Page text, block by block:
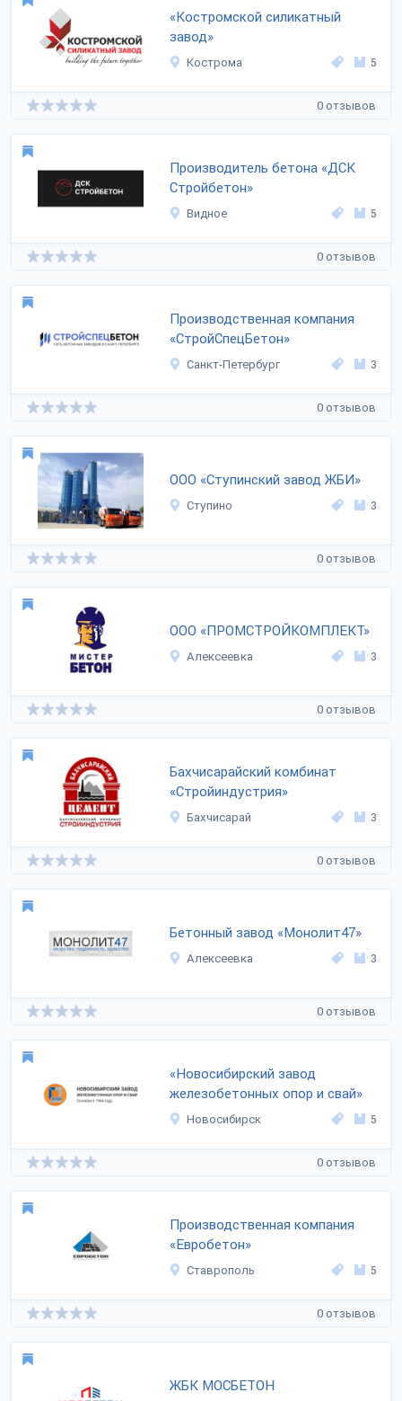
«Костромской силикатный
завод»
Кострома 5
0 отзывов
Производитель бетона «ДСК
Стройбетон»
Видное 5
0 отзывов
Производственная компания
«СтройСпецБетон»
Санкт-Петербург 3
0 отзывов
ООО «Ступинский завод ЖБИ»
Ступино 3
0 отзывов
ООО «ПРОМСТРОЙКОМПЛЕКТ»
Алексеевка 3
0 отзывов
Бахчисарайский комбинат
«Стройиндустрия»
Бахчисарай 3
0 отзывов
Бетонный завод «Монолит47»
Алексеевка 3
0 отзывов
«Новосибирский завод
железобетонных опор и свай»
Новосибирск 5
0 отзывов
Производственная компания
«Евробетон»
Ставрополь 5
0 отзывов
ЖБК МОСБЕТОН